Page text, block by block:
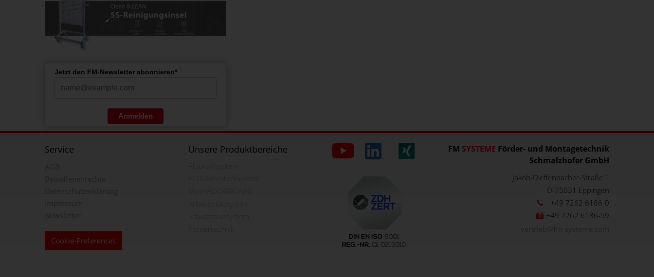
Jetzt den FM-Newsletter abonnieren*
Anmelden
Service
Cookie-Preferences
Unsere Produktbereiche FM SYSTEME Förder- und Montagetechnik
Schmalzhofer GmbH
Jakob-Dieffenbacher-Straße 1
D-75031 Eppingen
+49 7262 6186-0
+49 7262 6186-59